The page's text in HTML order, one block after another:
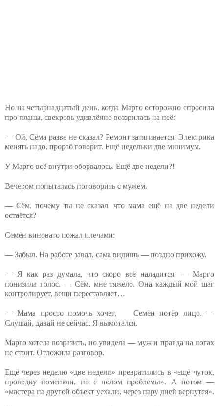
Но на четырнадцатый день, когда Марго осторожно спросила
про планы, свекровь удивлённо воззрилась на неё:
— Ой, Сёма разве не сказал? Ремонт затягивается. Электрика
менять надо, прораб говорит. Ещё недельки две минимум.
У Марго всё внутри оборвалось. Ещё две недели?!
Вечером попыталась поговорить с мужем.
— Сём, почему ты не сказал, что мама ещё на две недели
остаётся?
Семён виновато пожал плечами:
— Забыл. На работе завал, сама видишь — поздно прихожу.
— Я как раз думала, что скоро всё наладится, — Марго
понизила голос. — Сём, мне тяжело. Она каждый мой шаг
контролирует, вещи переставляет…
— Мама просто помочь хочет, — Семён потёр лицо. —
Слушай, давай не сейчас. Я вымотался.
Марго хотела возразить, но увидела — муж и правда на ногах
не стоит. Отложила разговор.
Ещё через неделю «две недели» превратились в «ещё чуток,
проводку поменяли, но с полом проблемы». А потом —
«мастера на другой объект уехали, через пару дней вернутся».